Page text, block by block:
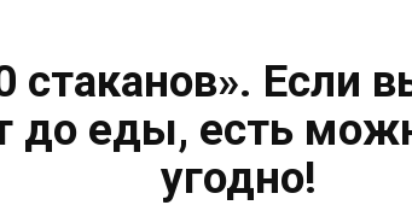
стаканов». Если
до еды, есть
угодно!